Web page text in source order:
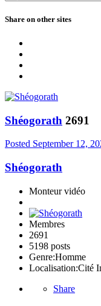
Share on other sites
Shéogorath 2691
Posted September 12,
Shéogorath
Monteur vidéo
Membres
2691
5198 posts
Genre:Homme
Localisation:Cité
Share